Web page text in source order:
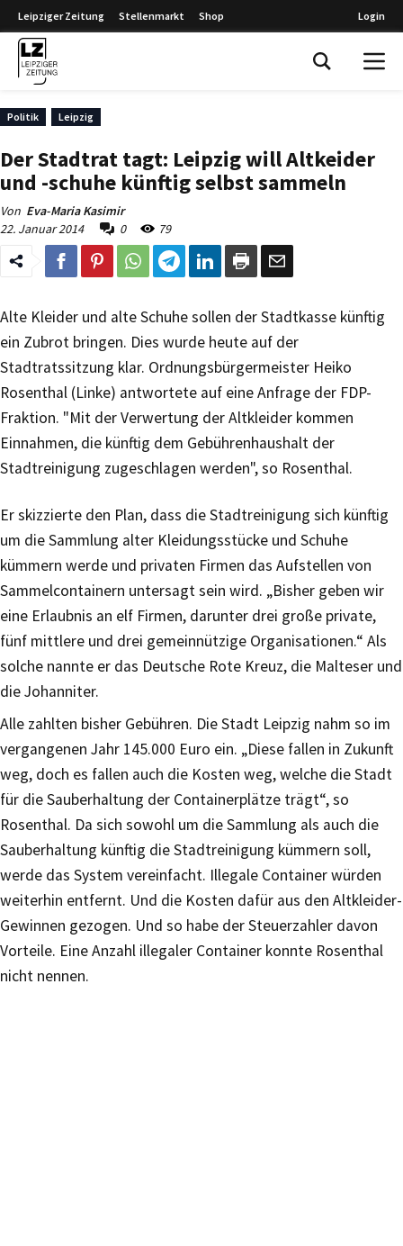
Leipziger Zeitung Stellenmarkt Shop Login
Politik Leipzig
Der Stadtrat tagt: Leipzig will Altkeider
und -schuhe künftig selbst sammeln
Von Eva-Maria Kasimir
22. Januar 2014
0 79
Alte Kleider und alte Schuhe sollen der Stadtkasse künftig
ein Zubrot bringen. Dies wurde heute auf der
Stadtratssitzung klar. Ordnungsbürgermeister Heiko
Rosenthal (Linke) antwortete auf eine Anfrage der FDP-
Fraktion. "Mit der Verwertung der Altkleider kommen
Einnahmen, die künftig dem Gebührenhaushalt der
Stadtreinigung zugeschlagen werden", so Rosenthal.
Er skizzierte den Plan, dass die Stadtreinigung sich künftig
um die Sammlung alter Kleidungsstücke und Schuhe
kümmern werde und privaten Firmen das Aufstellen von
Sammelcontainern untersagt sein wird. „Bisher geben wir
eine Erlaubnis an elf Firmen, darunter drei große private,
fünf mittlere und drei gemeinnützige Organisationen.“ Als
solche nannte er das Deutsche Rote Kreuz, die Malteser und
die Johanniter.
Alle zahlten bisher Gebühren. Die Stadt Leipzig nahm so im
vergangenen Jahr 145.000 Euro ein. „Diese fallen in Zukunft
weg, doch es fallen auch die Kosten weg, welche die Stadt
für die Sauberhaltung der Containerplätze trägt“, so
Rosenthal. Da sich sowohl um die Sammlung als auch die
Sauberhaltung künftig die Stadtreinigung kümmern soll,
werde das System vereinfacht. Illegale Container würden
weiterhin entfernt. Und die Kosten dafür aus den Altkleider-
Gewinnen gezogen. Und so habe der Steuerzahler davon
Vorteile. Eine Anzahl illegaler Container konnte Rosenthal
nicht nennen.